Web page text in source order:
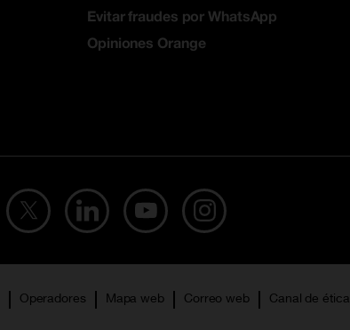
Evitar fraudes por WhatsApp
Opiniones Orange
Operadores Mapa web Correo web Canal de ética